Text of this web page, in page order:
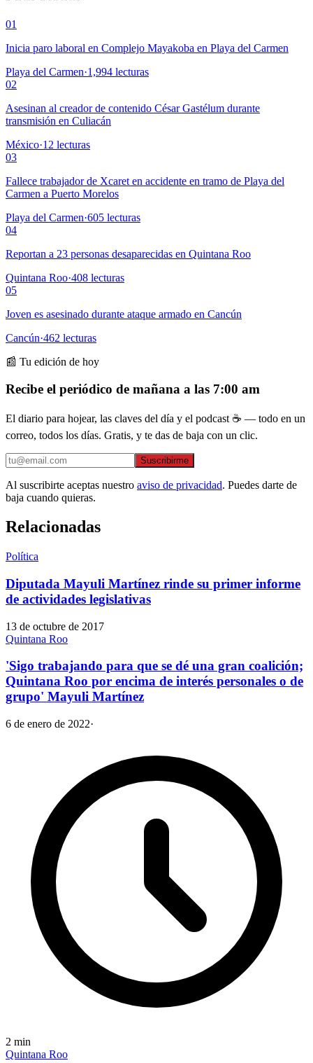
01
Inicia paro laboral en Complejo Mayakoba en Playa del Carmen
Playa del Carmen·1,994 lecturas
02
Asesinan al creador de contenido César Gastélum durante
transmisión en Culiacán
México·12 lecturas
03
Fallece trabajador de Xcaret en accidente en tramo de Playa del
Carmen a Puerto Morelos
Playa del Carmen·605 lecturas
04
Reportan a 23 personas desaparecidas en Quintana Roo
Quintana Roo·408 lecturas
05
Joven es asesinado durante ataque armado en Cancún
Cancún·462 lecturas
📰 Tu edición de hoy
Recibe el periódico de mañana a las 7:00 am
El diario para hojear, las claves del día y el podcast ☕ — todo en un
correo, todos los días. Gratis, y te das de baja con un clic.
Suscribirme
Al suscribirte aceptas nuestro aviso de privacidad. Puedes darte de
baja cuando quieras.
Relacionadas
Política
Diputada Mayuli Martínez rinde su primer informe
de actividades legislativas
13 de octubre de 2017
Quintana Roo
'Sigo trabajando para que se dé una gran coalición;
Quintana Roo por encima de interés personales o de
grupo' Mayuli Martínez
6 de enero de 2022·
2 min
Quintana Roo